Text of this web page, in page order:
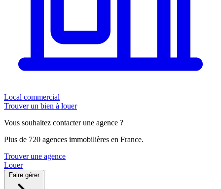
Local commercial
Trouver un bien à louer
Vous souhaitez contacter une agence ?
Plus de 720 agences immobilières en France.
Trouver une agence
Louer
Faire gérer